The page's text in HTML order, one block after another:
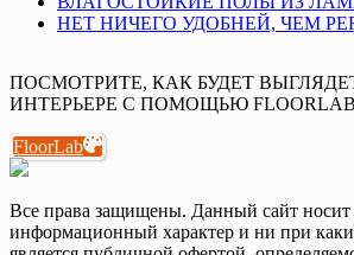
НЕТ НИЧЕГО УДОБНЕЙ, ЧЕМ
ПОСМОТРИТЕ, КАК БУДЕТ
ИНТЕРЬЕРЕ С ПОМОЩЬЮ FLOORLAB
FloorLab
Все права защищены. Данный сайт носит
информационный характер и ни при